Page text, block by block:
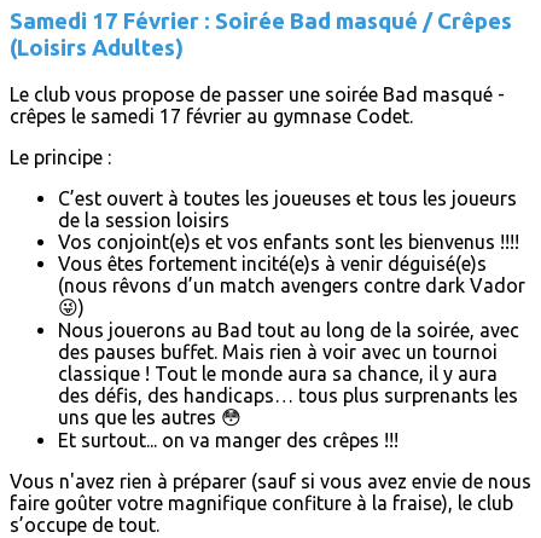
Samedi 17 Février : Soirée Bad masqué / Crêpes
(Loisirs Adultes)
Le club vous propose de passer une soirée Bad masqué -
crêpes le samedi 17 février au gymnase Codet.
Le principe :
C’est ouvert à toutes les joueuses et tous les joueurs
de la session loisirs
Vos conjoint(e)s et vos enfants sont les bienvenus !!!!
Vous êtes fortement incité(e)s à venir déguisé(e)s
(nous rêvons d’un match avengers contre dark Vador
😜)
Nous jouerons au Bad tout au long de la soirée, avec
des pauses buffet. Mais rien à voir avec un tournoi
classique ! Tout le monde aura sa chance, il y aura
des défis, des handicaps… tous plus surprenants les
uns que les autres 😳
Et surtout... on va manger des crêpes !!!
Vous n'avez rien à préparer (sauf si vous avez envie de nous
faire goûter votre magnifique confiture à la fraise), le club
s’occupe de tout.